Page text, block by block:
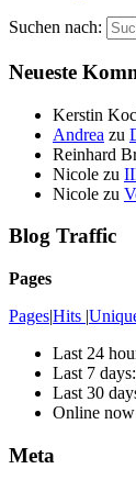
Suchen nach:
Neueste
Kerstin
Andrea zu
Reinhard
Nicole zu
Nicole zu
Blog Traffic
Pages
Pages|Hits |
Last 24
Last 7 days:
Last 30
Online
Meta